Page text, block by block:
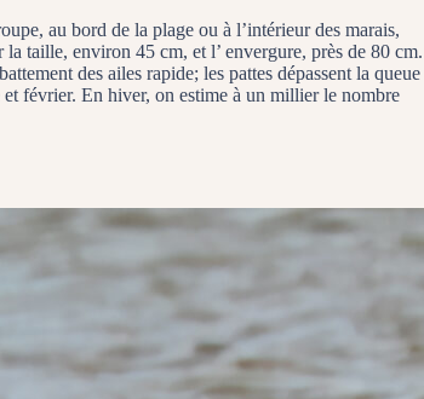
au bord de la plage ou à l’intérieur des marais,
taille, environ 45 cm, et l’ envergure, près de 80 cm.
des ailes rapide; les pattes dépassent la queue
février. En hiver, on estime à un millier le nombre